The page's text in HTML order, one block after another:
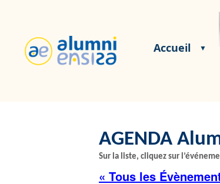
Accueil
AGENDA
Sur la liste, cliquez sur
« Tous les